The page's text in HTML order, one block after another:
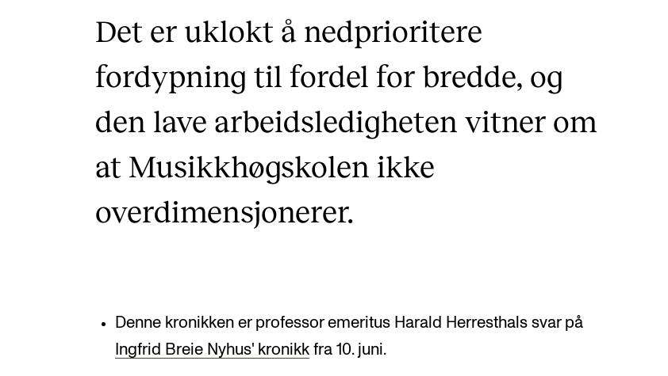
Det er uklokt å nedprioritere
fordypning til fordel for bredde, og
den lave arbeidsledigheten vitner om
at Musikkhøgskolen ikke
overdimensjonerer.
Denne kronikken er professor emeritus Harald Herresthals svar på
Ingfrid Breie Nyhus' kronikkfra 10. juni.